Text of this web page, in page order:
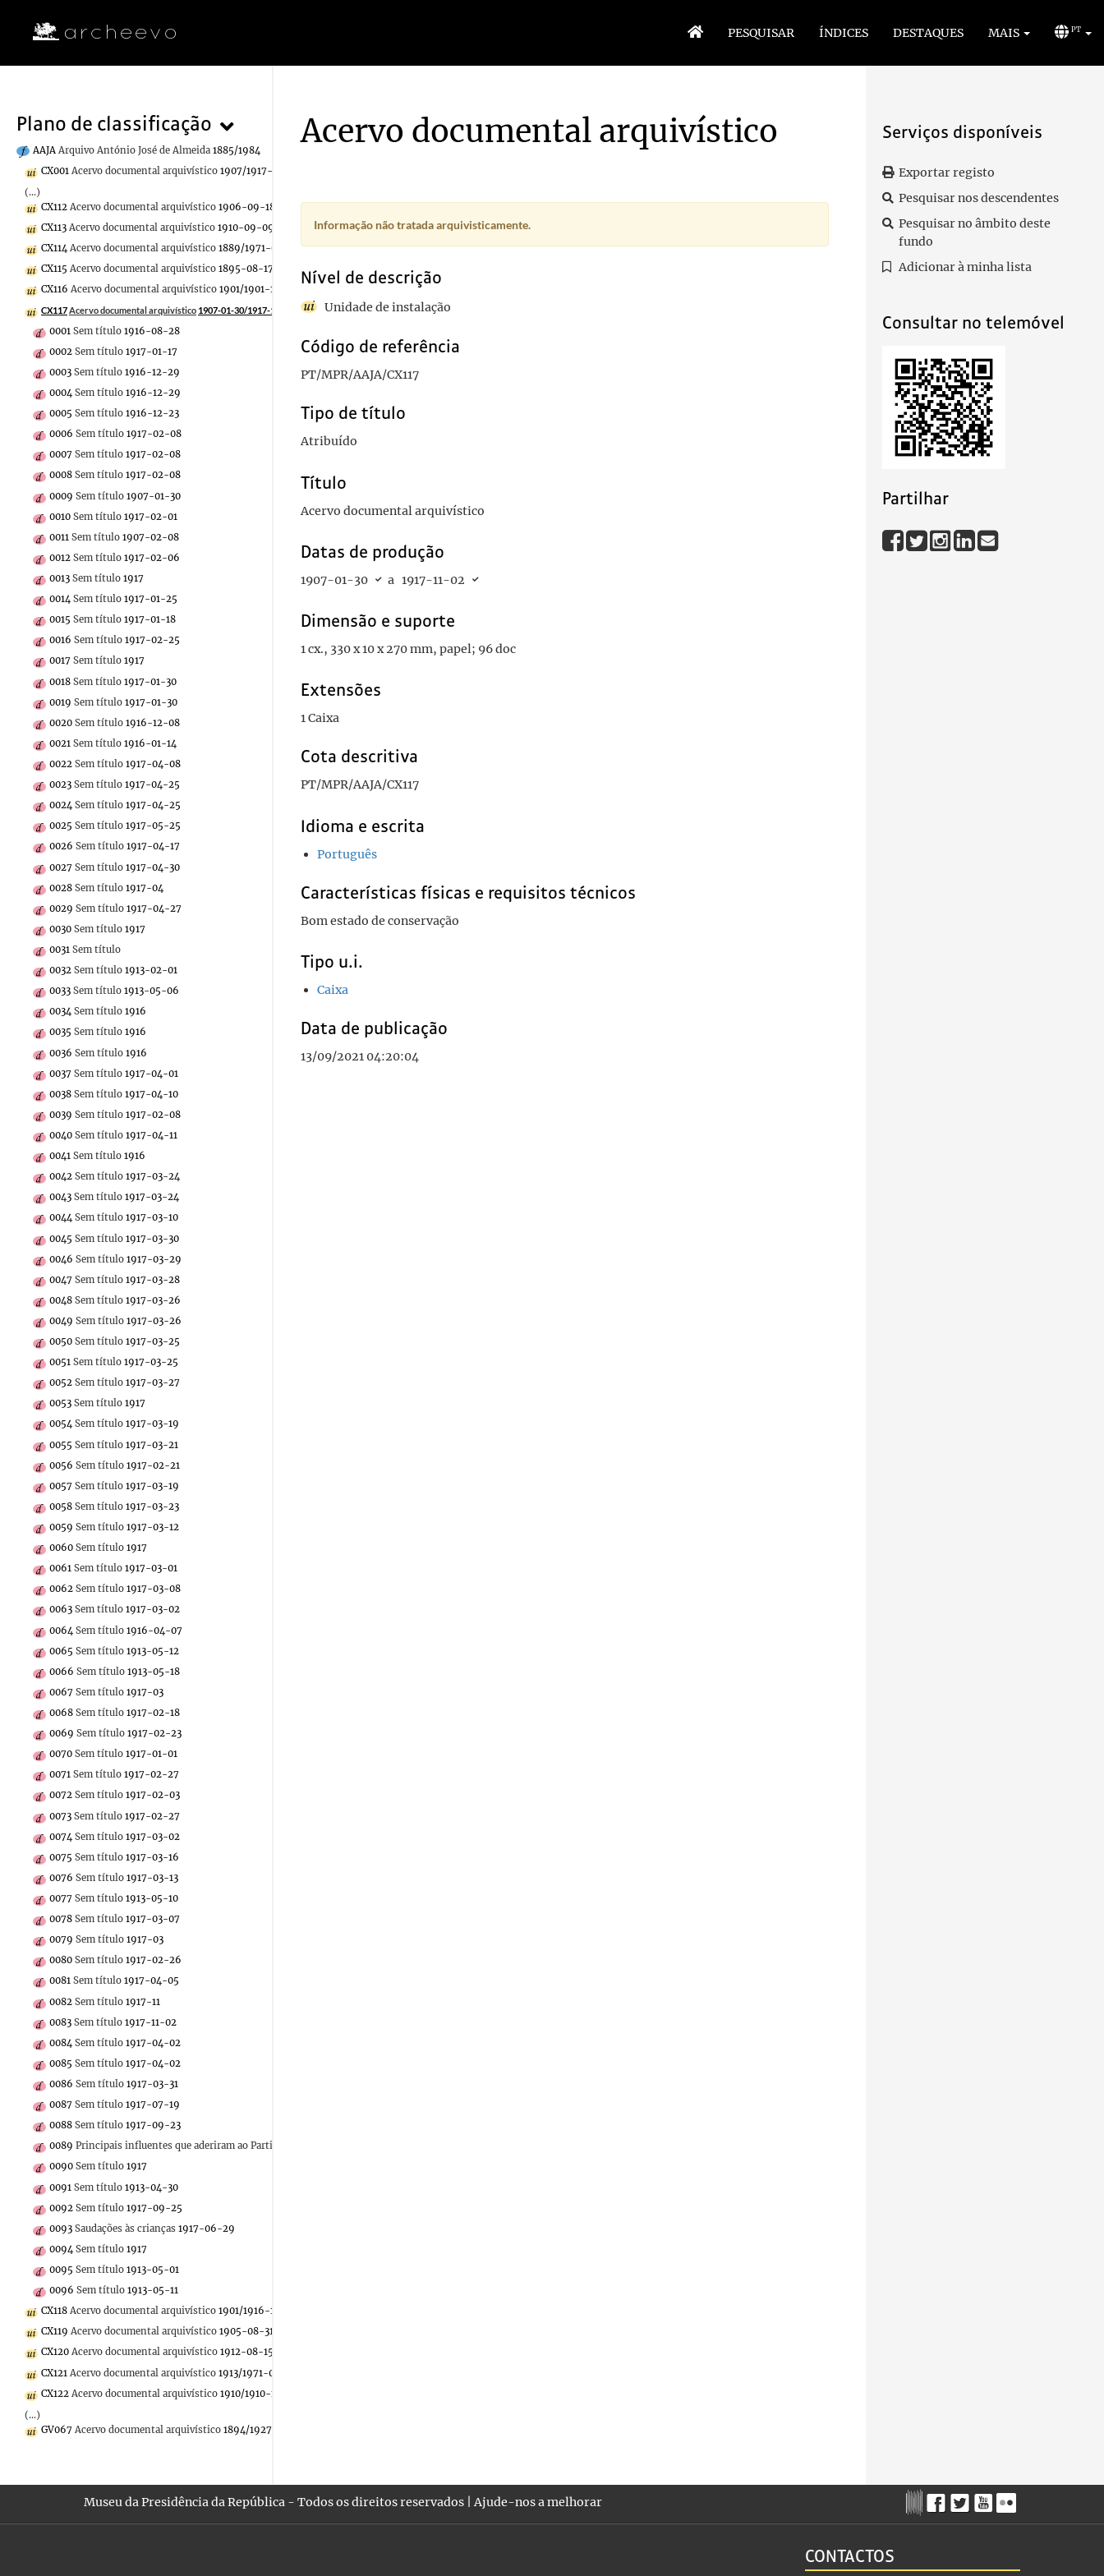
PESQUISAR ÍNDICES DESTAQUES MAIS PT
Plano de classificação
AAJA Arquivo António José de Almeida 1885/1984
CX001 Acervo documental arquivístico 1907/1917-02-25
(...)
CX112 Acervo documental arquivístico 1906-09-18/1923-10-04
CX113 Acervo documental arquivístico 1910-09-09/1913-12-31
CX114 Acervo documental arquivístico 1889/1971-08-12
CX115 Acervo documental arquivístico 1895-08-17/1917-05-16
CX116 Acervo documental arquivístico 1901/1901-12-29
CX117Acervo documental arquivístico 1907-01-30/1917-11-02
0001 Sem título 1916-08-28
0002 Sem título 1917-01-17
0003 Sem título 1916-12-29
0004 Sem título 1916-12-29
0005 Sem título 1916-12-23
0006 Sem título 1917-02-08
0007 Sem título 1917-02-08
0008 Sem título 1917-02-08
0009 Sem título 1907-01-30
0010 Sem título 1917-02-01
0011 Sem título 1907-02-08
0012 Sem título 1917-02-06
0013 Sem título 1917
0014 Sem título 1917-01-25
0015 Sem título 1917-01-18
0016 Sem título 1917-02-25
0017 Sem título 1917
0018 Sem título 1917-01-30
0019 Sem título 1917-01-30
0020 Sem título 1916-12-08
0021 Sem título 1916-01-14
0022 Sem título 1917-04-08
0023 Sem título 1917-04-25
0024 Sem título 1917-04-25
0025 Sem título 1917-05-25
0026 Sem título 1917-04-17
0027 Sem título 1917-04-30
0028 Sem título 1917-04
0029 Sem título 1917-04-27
0030 Sem título 1917
0031 Sem título
0032 Sem título 1913-02-01
0033 Sem título 1913-05-06
0034 Sem título 1916
0035 Sem título 1916
0036 Sem título 1916
0037 Sem título 1917-04-01
0038 Sem título 1917-04-10
0039 Sem título 1917-02-08
0040 Sem título 1917-04-11
0041 Sem título 1916
0042 Sem título 1917-03-24
0043 Sem título 1917-03-24
0044 Sem título 1917-03-10
0045 Sem título 1917-03-30
0046 Sem título 1917-03-29
0047 Sem título 1917-03-28
0048 Sem título 1917-03-26
0049 Sem título 1917-03-26
0050 Sem título 1917-03-25
0051 Sem título 1917-03-25
0052 Sem título 1917-03-27
0053 Sem título 1917
0054 Sem título 1917-03-19
0055 Sem título 1917-03-21
0056 Sem título 1917-02-21
0057 Sem título 1917-03-19
0058 Sem título 1917-03-23
0059 Sem título 1917-03-12
0060 Sem título 1917
0061 Sem título 1917-03-01
0062 Sem título 1917-03-08
0063 Sem título 1917-03-02
0064 Sem título 1916-04-07
0065 Sem título 1913-05-12
0066 Sem título 1913-05-18
0067 Sem título 1917-03
0068 Sem título 1917-02-18
0069 Sem título 1917-02-23
0070 Sem título 1917-01-01
0071 Sem título 1917-02-27
0072 Sem título 1917-02-03
0073 Sem título 1917-02-27
0074 Sem título 1917-03-02
0075 Sem título 1917-03-16
0076 Sem título 1917-03-13
0077 Sem título 1913-05-10
0078 Sem título 1917-03-07
0079 Sem título 1917-03
0080 Sem título 1917-02-26
0081 Sem título 1917-04-05
0082 Sem título 1917-11
0083 Sem título 1917-11-02
0084 Sem título 1917-04-02
0085 Sem título 1917-04-02
0086 Sem título 1917-03-31
0087 Sem título 1917-07-19
0088 Sem título 1917-09-23
0089 Principais influentes que aderiram ao Partido Evolucionista
0090 Sem título 1917
0091 Sem título 1913-04-30
0092 Sem título 1917-09-25
0093 Saudações às crianças 1917-06-29
0094 Sem título 1917
0095 Sem título 1913-05-01
0096 Sem título 1913-05-11
CX118 Acervo documental arquivístico 1901/1916-12-31
CX119 Acervo documental arquivístico 1905-08-31/1973-05-27
CX120 Acervo documental arquivístico 1912-08-15/1922-05-16
CX121 Acervo documental arquivístico 1913/1971-05-07
CX122 Acervo documental arquivístico 1910/1910-11-27
(...)
GV067 Acervo documental arquivístico 1894/1927-10-25
Serviços disponíveis
Exportar registo
Pesquisar nos descendentes
Pesquisar no âmbito deste
fundo
Adicionar à minha lista
Consultar no telemóvel
Partilhar
Acervo documental arquivístico
Informação não tratada arquivisticamente.
Nível de descrição
Unidade de instalação
Código de referência
PT/MPR/AAJA/CX117
Tipo de título
Atribuído
Título
Acervo documental arquivístico
Datas de produção
1907-01-30 a 1917-11-02
Dimensão e suporte
1 cx., 330 x 10 x 270 mm, papel; 96 doc
Extensões
1 Caixa
Cota descritiva
PT/MPR/AAJA/CX117
Idioma e escrita
Português
Características físicas e requisitos técnicos
Bom estado de conservação
Tipo u.i.
Caixa
Data de publicação
13/09/2021 04:20:04
Museu da Presidência da República - Todos os direitos reservados |Ajude-nos a melhorar
CONTACTOS